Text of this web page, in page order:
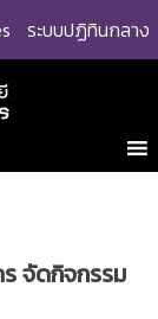
ระบบปฏิทินกลาง
จัดกิจกรรม